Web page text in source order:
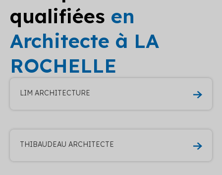
qualifiées en
Architecte à LA
ROCHELLE
LIM ARCHITECTURE
THIBAUDEAU ARCHITECTE